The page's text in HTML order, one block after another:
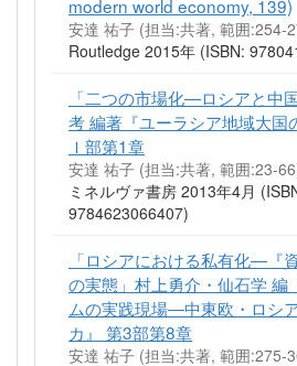
modern world economy, 139)
安達 祐子 (担当:共著, 範囲:254-
Routledge 2015年 (ISBN:
「二つの市場化―ロシアと中
考 編著『ユーラシア地域大国
Ｉ部第1章
安達 祐子 (担当:共著, 範囲:23-
ミネルヴァ書房 2013年4月
9784623066407)
「ロシアにおける私有化―『
の実態」村上勇介・仙石学 編
ムの実践現場―中東欧・ロシ
カ』 第3部第8章
安達 祐子 (担当:共著, 範囲:275-